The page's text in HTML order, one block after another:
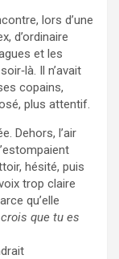
lors d’une
d’ordinaire
et les
Il n’avait
copains,
plus attentif.
Dehors, l’air
hésité, puis
trop claire
qu’elle
crois que tu es